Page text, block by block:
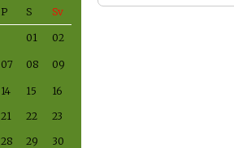
P S Sv
01 02
07 08 09
14 15 16
21 22 23
28 29 30